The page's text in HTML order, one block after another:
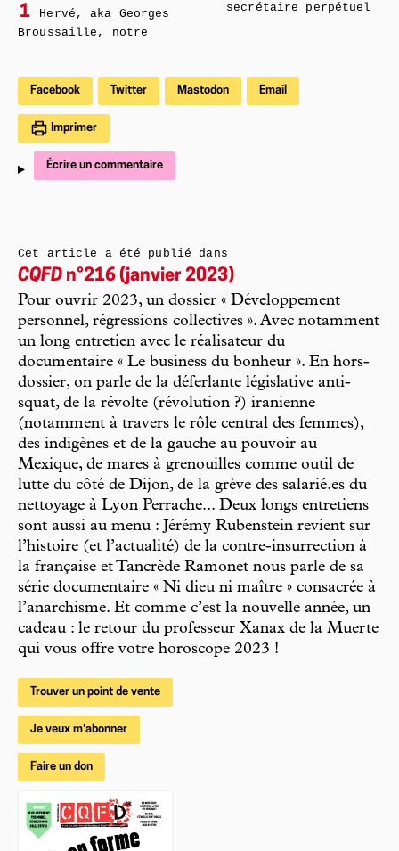
1
Hervé, aka Georges
Broussaille, notre
secrétaire perpétuel
Facebook Twitter Mastodon Email
Imprimer
Écrire un commentaire
Cet article a été publié dans
CQFD n°216 (janvier 2023)
Pour ouvrir 2023, un dossier « Développement
personnel, régressions collectives ». Avec notamment
un long entretien avec le réalisateur du
documentaire « Le business du bonheur ». En hors-
dossier, on parle de la déferlante législative anti-
squat, de la révolte (révolution ?) iranienne
(notamment à travers le rôle central des femmes),
des indigènes et de la gauche au pouvoir au
Mexique, de mares à grenouilles comme outil de
lutte du côté de Dijon, de la grève des salarié.es du
nettoyage à Lyon Perrache... Deux longs entretiens
sont aussi au menu : Jérémy Rubenstein revient sur
l’histoire (et l’actualité) de la contre-insurrection à
la française et Tancrède Ramonet nous parle de sa
série documentaire « Ni dieu ni maître » consacrée à
l’anarchisme. Et comme c’est la nouvelle année, un
cadeau : le retour du professeur Xanax de la Muerte
qui vous offre votre horoscope 2023 !
Trouver un point de vente
Je veux m'abonner
Faire un don